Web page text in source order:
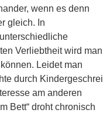
wenn es denn
gleich. In
Verliebtheit wird man
Leidet man
durch Kindergeschrei
am anderen
Bett“ droht chronisch